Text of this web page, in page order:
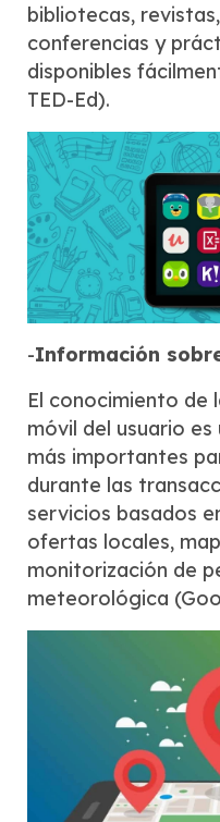
bibliotecas,
conferencias y
disponibles
TED-Ed).
-Información
El conocimiento de
móvil del usuario
más importantes
durante las
servicios basados
ofertas locales,
monitorización de
meteorológica